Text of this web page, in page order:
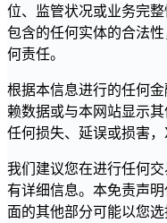
位、监管状况或业务完
包含的任何实体的合法
何责任。
根据本信息进行的任何
赖数据或与本网站显示
任何损失、延误或损害，
我们建议您在进行任何
有详细信息。本免责声
面的其他部分可能以您